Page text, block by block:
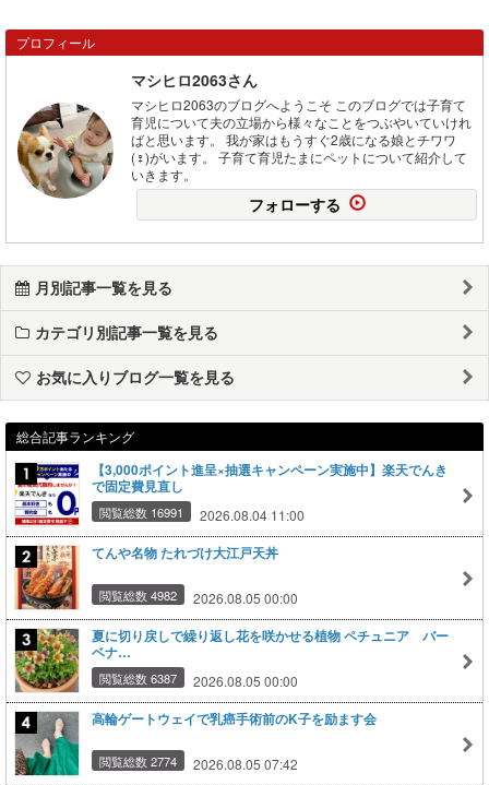
プロフィール
マシヒロ2063さん
マシヒロ2063のブログへようこそ このブログでは子育て
育児について夫の立場から様々なことをつぶやいていけれ
ばと思います。 我が家はもうすぐ2歳になる娘とチワワ
(♀)がいます。 子育て育児たまにペットについて紹介して
いきます。
フォローする
月別記事一覧を見る
カテゴリ別記事一覧を見る
お気に入りブログ一覧を見る
総合記事ランキング
【3,000ポイント進呈×抽選キャンペーン実施中】楽天でんき
で固定費見直し
閲覧総数 16991 2026.08.04 11:00
てんや名物 たれづけ大江戸天丼
閲覧総数 4982 2026.08.05 00:00
夏に切り戻しで繰り返し花を咲かせる植物 ペチュニア バー
ベナ…
閲覧総数 6387 2026.08.05 00:00
高輪ゲートウェイで乳癌手術前のK子を励ます会
閲覧総数 2774 2026.08.05 07:42